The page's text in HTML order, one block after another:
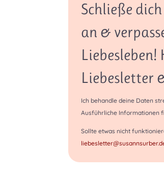
Schließe
an &
Liebesletter
Ich behandle deine Daten
Ausführliche Informationen
Sollte etwas nicht